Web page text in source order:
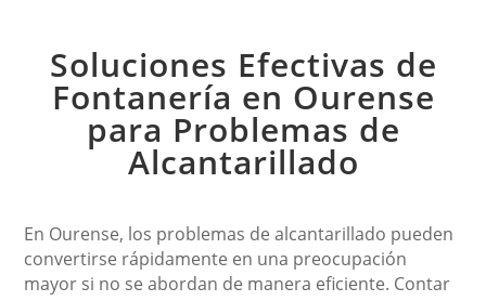
Soluciones Efectivas de
Fontanería en Ourense
para Problemas de
Alcantarillado
En Ourense, los problemas de alcantarillado pueden
convertirse rápidamente en una preocupación
mayor si no se abordan de manera eficiente. Contar